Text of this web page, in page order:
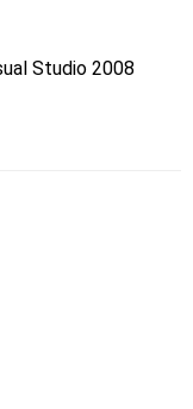
Studio 2008